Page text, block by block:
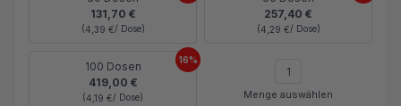
131,70 €
(4,39 €/ Dose)
257,40 €
(4,29 €/ Dose)
100 Dosen
419,00 €
(4,19 €/ Dose)
16%
Menge auswählen